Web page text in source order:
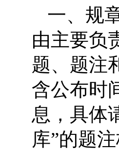
一、规
由主要负
题、题注
含公布时
息，具体
库”的题注